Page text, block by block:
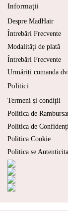
Informații
Despre MadHair
Întrebări Frecvente
Modalități de plată
Întrebări Frecvente
Urmăriți comanda
Politici
Termeni și condiții
Politica de
Politica de
Politica Cookie
Politica se